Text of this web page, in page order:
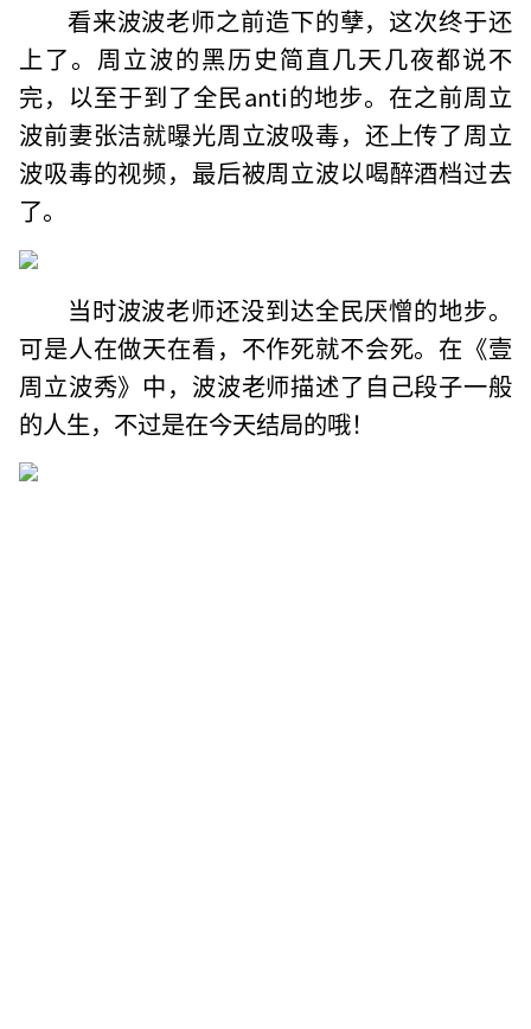
看来波波老师之前造下的孽，这次终于还
上了。周立波的黑历史简直几天几夜都说不
完，以至于到了全民anti的地步。在之前周立
波前妻张洁就曝光周立波吸毒，还上传了周立
波吸毒的视频，最后被周立波以喝醉酒档过去
了。
当时波波老师还没到达全民厌憎的地步。
可是人在做天在看，不作死就不会死。在《壹
周立波秀》中，波波老师描述了自己段子一般
的人生，不过是在今天结局的哦！